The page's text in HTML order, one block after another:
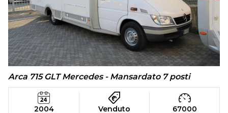
Arca 715 GLT Mercedes - Mansardato 7 posti
2004 Venduto 67000